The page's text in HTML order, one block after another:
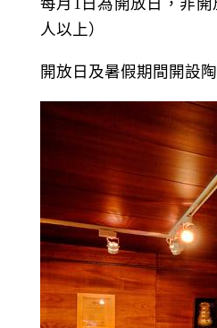
每月 1 日為開放日，非開
人以上）
開放日及暑假期間開設